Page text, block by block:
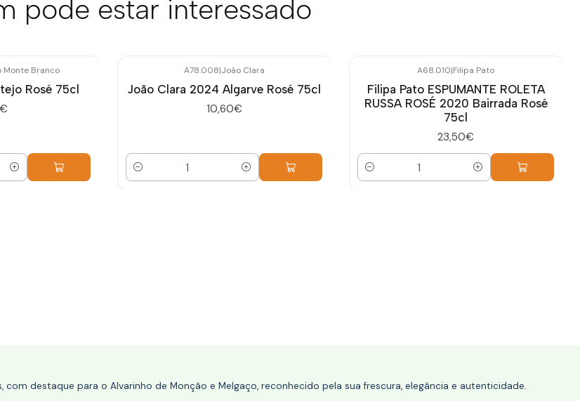
pode estar interessado
Monte Branco
Rosé 75cl
A78.008|João Clara
João Clara 2024 Algarve Rosé 75cl
10,60€
Quantidade
A68.010|Filipa Pato
Filipa Pato ESPUMANTE ROLETA
RUSSA ROSÉ 2020 Bairrada Rosé
75cl
23,50€
Quantidade
destaque para o Alvarinho de Monção e Melgaço, reconhecido pela sua frescura, elegância e autenticidade.